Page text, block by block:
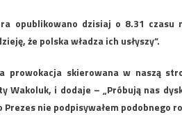
opublikowano dzisiaj o 8.31
że polska władza ich usłyszy”.
prowokacja skierowana w naszą
Wakoluk, i dodaje – „Próbują nas
nie podpisywałem podobnego